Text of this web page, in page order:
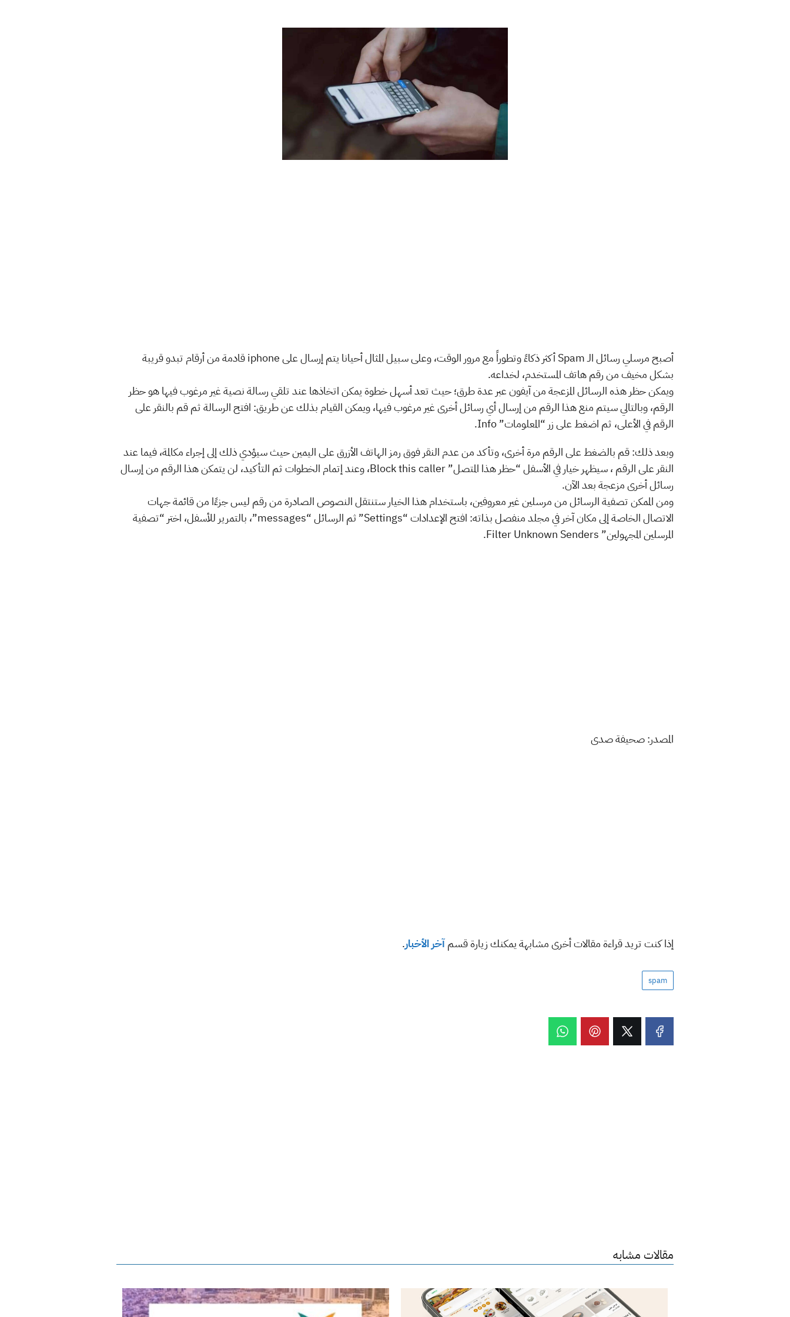
أصبح مرسلي رسائل الـ Spam أكثر ذكاءً وتطوراً مع مرور الوقت، وعلى سبيل المثال أحيانا يتم إرسال على iphone قادمة من أرقام تبدو قريبة
بشكل مخيف من رقم هاتف المستخدم، لخداعه.
ويمكن حظر هذه الرسائل المزعجة من آيفون عبر عدة طرق؛ حيث تعد أسهل خطوة يمكن اتخاذها عند تلقي رسالة نصية غير مرغوب فيها هو حظر
الرقم، وبالتالي سيتم منع هذا الرقم من إرسال أي رسائل أخرى غير مرغوب فيها، ويمكن القيام بذلك عن طريق: افتح الرسالة ثم قم بالنقر على
الرقم في الأعلى، ثم اضغط على زر “المعلومات” Info.
وبعد ذلك: قم بالضغط على الرقم مرة أخرى، وتأكد من عدم النقر فوق رمز الهاتف الأزرق على اليمين حيث سيؤدي ذلك إلى إجراء مكالمة، فيما عند
النقر على الرقم ، سيظهر خيار في الأسفل “حظر هذا المتصل” Block this caller، وعند إتمام الخطوات ثم التأكيد، لن يتمكن هذا الرقم من إرسال
رسائل أخرى مزعجة بعد الآن.
ومن الممكن تصفية الرسائل من مرسلين غير معروفين، باستخدام هذا الخيار ستنتقل النصوص الصادرة من رقم ليس جزءًا من قائمة جهات
الاتصال الخاصة إلى مكان آخر في مجلد منفصل بذاته: افتح الإعدادات “Settings” ثم الرسائل “messages”، بالتمرير للأسفل، اختر “تصفية
المرسلين المجهولين” Filter Unknown Senders.
المصدر: صحيفة صدى
إذا كنت تريد قراءة مقالات أخرى مشابهة يمكنك زيارة قسمآخر الأخبار.
spam
مقالات مشابه